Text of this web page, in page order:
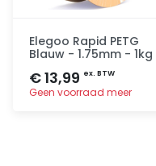
Elegoo Rapid PETG
Blauw - 1.75mm - 1kg
€ 13,99 ex. BTW
Geen voorraad meer